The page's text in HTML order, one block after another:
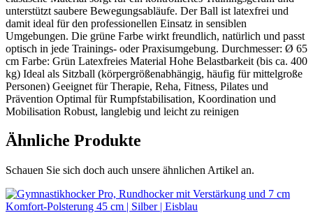
unterstützt saubere Bewegungsabläufe. Der Ball ist latexfrei und
damit ideal für den professionellen Einsatz in sensiblen
Umgebungen. Die grüne Farbe wirkt freundlich, natürlich und passt
optisch in jede Trainings- oder Praxisumgebung. Durchmesser: Ø 65
cm Farbe: Grün Latexfreies Material Hohe Belastbarkeit (bis ca. 400
kg) Ideal als Sitzball (körpergrößenabhängig, häufig für mittelgroße
Personen) Geeignet für Therapie, Reha, Fitness, Pilates und
Prävention Optimal für Rumpfstabilisation, Koordination und
Mobilisation Robust, langlebig und leicht zu reinigen
Ähnliche Produkte
Schauen Sie sich doch auch unsere ähnlichen Artikel an.